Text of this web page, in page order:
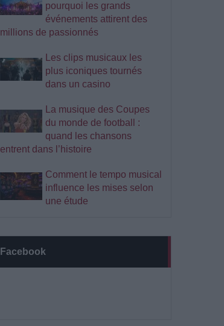
pourquoi les grands
événements attirent des
millions de passionnés
Les clips musicaux les
plus iconiques tournés
dans un casino
La musique des Coupes
du monde de football :
quand les chansons
entrent dans l’histoire
Comment le tempo musical
influence les mises selon
une étude
Facebook